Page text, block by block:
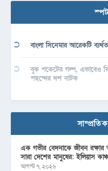
বাংলা সিনেমার আরেকটি
বুক পকেটের গল্প, এভাবেও
পছন্দের দশ নাটক
এক গভীর বেদনাকে জীবন
সারা দেশের মানুষের: ইলিয়াস
আগস্ট ৭, ২০২৬